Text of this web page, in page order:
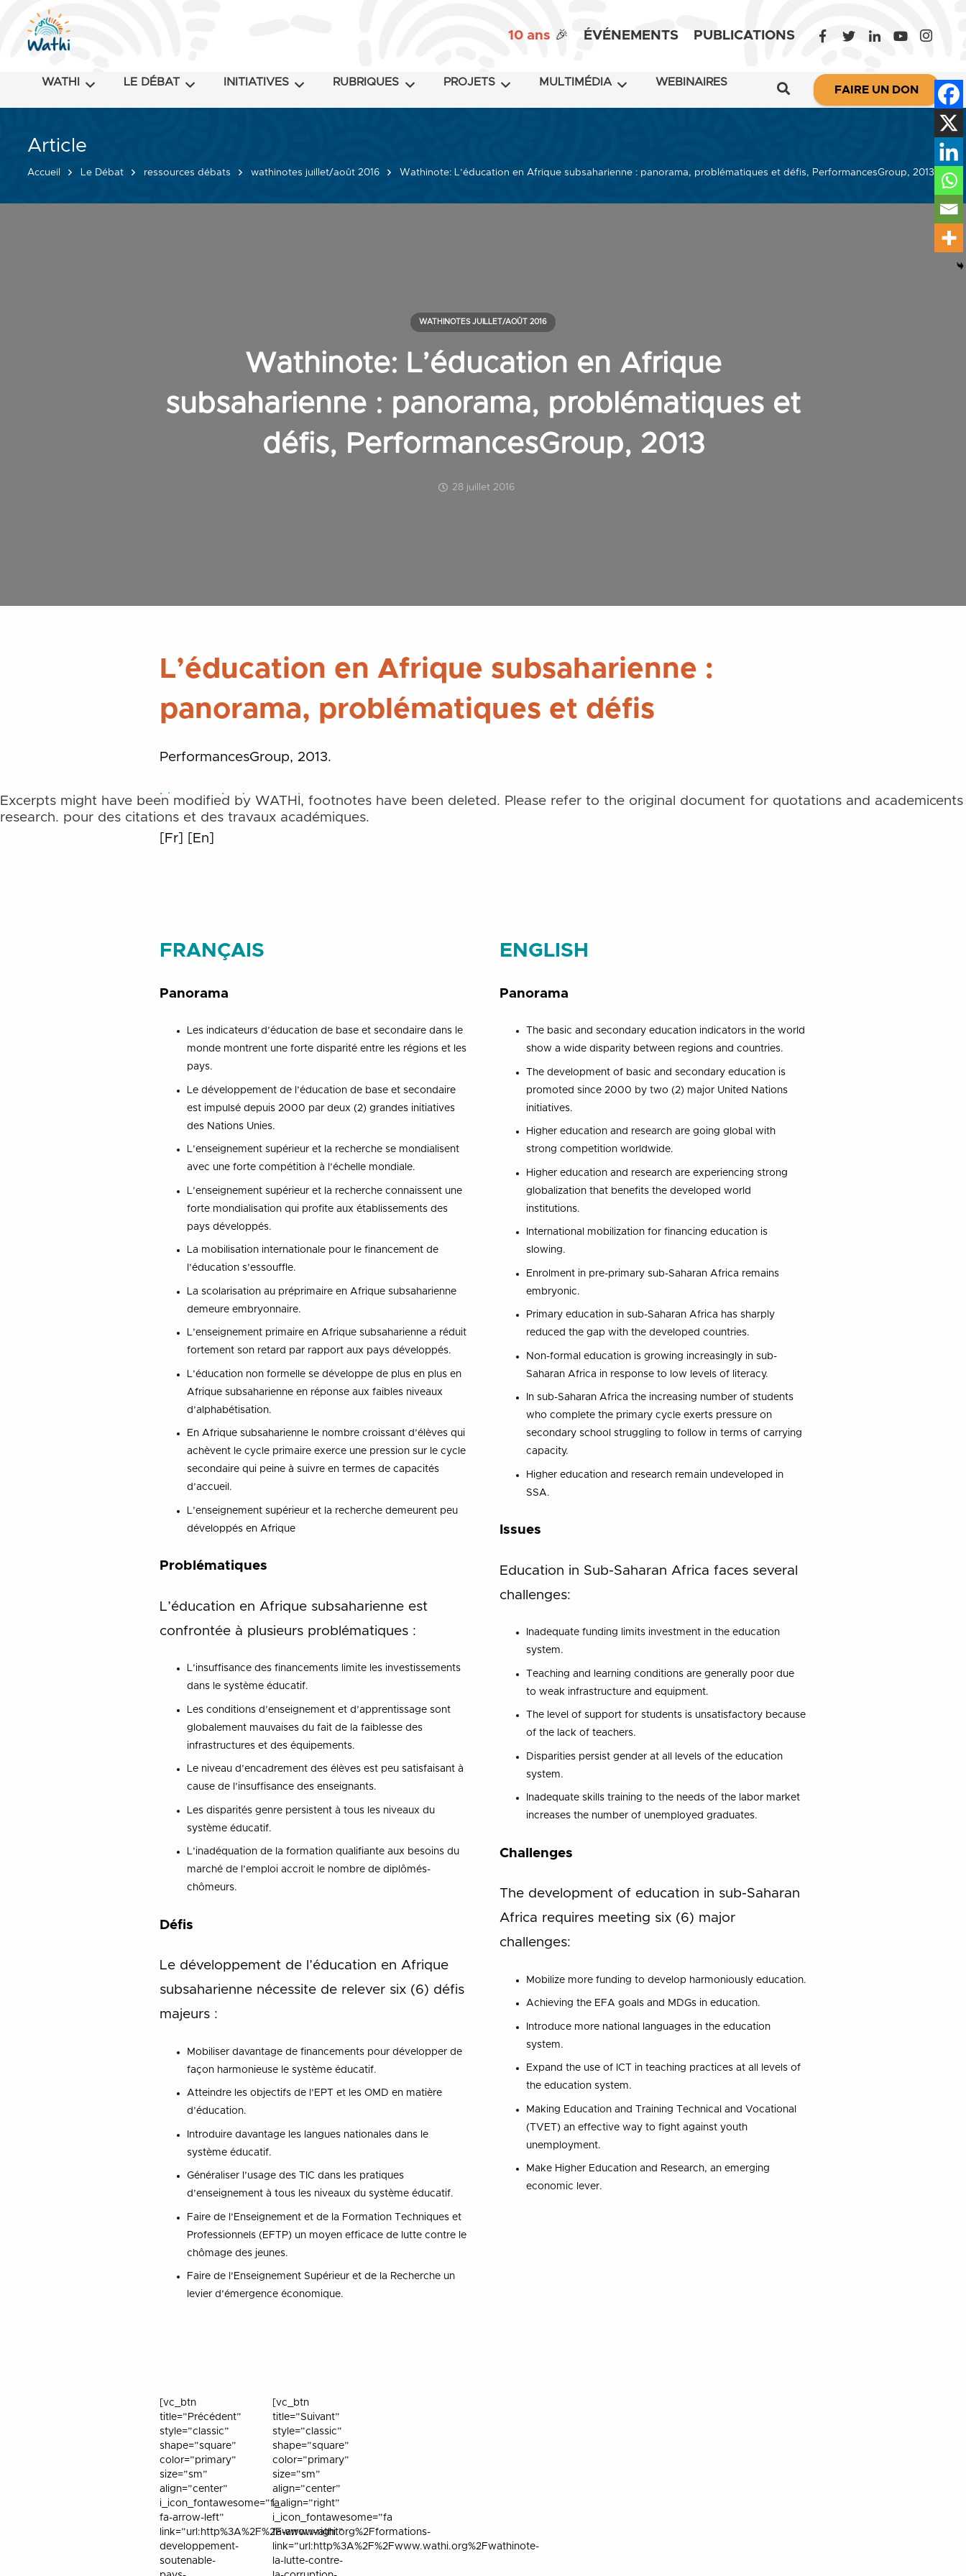
10 ans 🎉 ÉVÉNEMENTS PUBLICATIONS
WATHI LE DÉBAT INITIATIVES RUBRIQUES PROJETS MULTIMÉDIA WEBINAIRES
FAIRE UN DON
Article
Accueil Le Débat ressources débats wathinotes juillet/août 2016 Wathinote: L’éducation en Afrique subsaharienne : panorama, problématiques et défis, PerformancesGroup, 2013
Wathinote: L’éducation en Afrique
subsaharienne : panorama, problématiques et
défis, PerformancesGroup, 2013
28 juillet 2016
WATHINOTES JUILLET/AOÛT 2016
L’éducation en Afrique subsaharienne :
panorama, problématiques et défis
PerformancesGroup, 2013.
Lien vers le document
[Fr] [En]
FRANÇAIS
Panorama
Les indicateurs d’éducation de base et secondaire dans le
monde montrent une forte disparité entre les régions et les
pays.
Le développement de l’éducation de base et secondaire
est impulsé depuis 2000 par deux (2) grandes initiatives
des Nations Unies.
L’enseignement supérieur et la recherche se mondialisent
avec une forte compétition à l’échelle mondiale.
L’enseignement supérieur et la recherche connaissent une
forte mondialisation qui profite aux établissements des
pays développés.
La mobilisation internationale pour le financement de
l’éducation s’essouffle.
La scolarisation au préprimaire en Afrique subsaharienne
demeure embryonnaire.
L’enseignement primaire en Afrique subsaharienne a réduit
fortement son retard par rapport aux pays développés.
L’éducation non formelle se développe de plus en plus en
Afrique subsaharienne en réponse aux faibles niveaux
d’alphabétisation.
En Afrique subsaharienne le nombre croissant d’élèves qui
achèvent le cycle primaire exerce une pression sur le cycle
secondaire qui peine à suivre en termes de capacités
d’accueil.
L’enseignement supérieur et la recherche demeurent peu
développés en Afrique
Problématiques
L’éducation en Afrique subsaharienne est
confrontée à plusieurs problématiques :
L’insuffisance des financements limite les investissements
dans le système éducatif.
Les conditions d’enseignement et d’apprentissage sont
globalement mauvaises du fait de la faiblesse des
infrastructures et des équipements.
Le niveau d’encadrement des élèves est peu satisfaisant à
cause de l’insuffisance des enseignants.
Les disparités genre persistent à tous les niveaux du
système éducatif.
L’inadéquation de la formation qualifiante aux besoins du
marché de l’emploi accroit le nombre de diplômés-
chômeurs.
Défis
Le développement de l’éducation en Afrique
subsaharienne nécessite de relever six (6) défis
majeurs :
Mobiliser davantage de financements pour développer de
façon harmonieuse le système éducatif.
Atteindre les objectifs de l’EPT et les OMD en matière
d’éducation.
Introduire davantage les langues nationales dans le
système éducatif.
Généraliser l’usage des TIC dans les pratiques
d’enseignement à tous les niveaux du système éducatif.
Faire de l’Enseignement et de la Formation Techniques et
Professionnels (EFTP) un moyen efficace de lutte contre le
chômage des jeunes.
Faire de l’Enseignement Supérieur et de la Recherche un
levier d’émergence économique.
ENGLISH
Panorama
The basic and secondary education indicators in the world
show a wide disparity between regions and countries.
The development of basic and secondary education is
promoted since 2000 by two (2) major United Nations
initiatives.
Higher education and research are going global with
strong competition worldwide.
Higher education and research are experiencing strong
globalization that benefits the developed world
institutions.
International mobilization for financing education is
slowing.
Enrolment in pre-primary sub-Saharan Africa remains
embryonic.
Primary education in sub-Saharan Africa has sharply
reduced the gap with the developed countries.
Non-formal education is growing increasingly in sub-
Saharan Africa in response to low levels of literacy.
In sub-Saharan Africa the increasing number of students
who complete the primary cycle exerts pressure on
secondary school struggling to follow in terms of carrying
capacity.
Higher education and research remain undeveloped in
SSA.
Issues
Education in Sub-Saharan Africa faces several
challenges:
Inadequate funding limits investment in the education
system.
Teaching and learning conditions are generally poor due
to weak infrastructure and equipment.
The level of support for students is unsatisfactory because
of the lack of teachers.
Disparities persist gender at all levels of the education
system.
Inadequate skills training to the needs of the labor market
increases the number of unemployed graduates.
Challenges
The development of education in sub-Saharan
Africa requires meeting six (6) major
challenges:
Mobilize more funding to develop harmoniously education.
Achieving the EFA goals and MDGs in education.
Introduce more national languages in the education
system.
Expand the use of ICT in teaching practices at all levels of
the education system.
Making Education and Training Technical and Vocational
(TVET) an effective way to fight against youth
unemployment.
Make Higher Education and Research, an emerging
economic lever.
[vc_btn
title=”Précédent”
style=”classic”
shape=”square”
color=”primary”
size=”sm”
align=”center”
i_icon_fontawesome=”fa
fa-arrow-left”
link=”url:http%3A%2F%2Fwww.wathi.org%2Fformations-
developpement-
soutenable-
[vc_btn
title=”Suivant”
style=”classic”
shape=”square”
color=”primary”
size=”sm”
align=”center”
i_align=”right”
i_icon_fontawesome=”fa
fa-arrow-right”
link=”url:http%3A%2F%2Fwww.wathi.org%2Fwathinote-
la-lutte-contre-
Ces extraits ont pu être modifiés par WATHI. Les notes de bas et de fin de page ne sont pas reprises. Merci de toujours vous référer aux documents
originaux pour des citations et des travaux académiques.
Excerpts might have been modified by WATHI, footnotes have been deleted. Please refer to the original document for quotations and academic
research.